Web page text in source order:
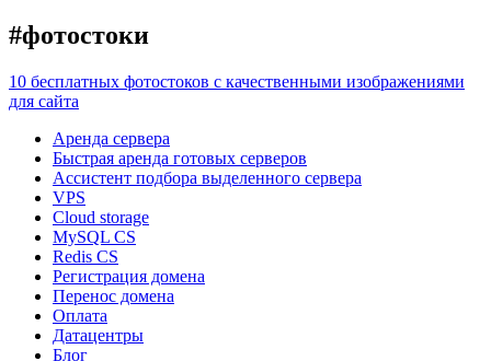
#фотостоки
10 бесплатных фотостоков с качественными изображениями
для сайта
Аренда сервера
Быстрая аренда готовых серверов
Ассистент подбора выделенного сервера
VPS
Cloud storage
MySQL CS
Redis CS
Регистрация домена
Перенос домена
Оплата
Датацентры
Блог